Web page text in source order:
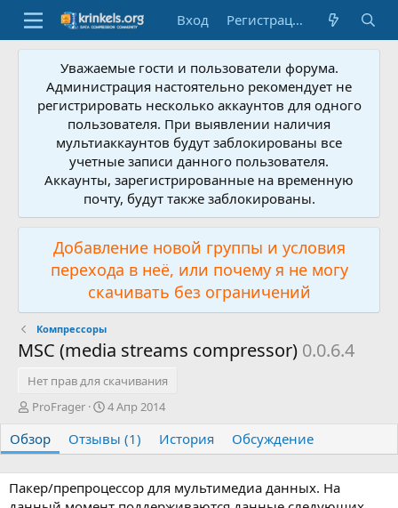
Вход Регистрация
Уважаемые гости и пользователи форума.
Администрация настоятельно рекомендует не
регистрировать несколько аккаунтов для одного
пользователя. При выявлении наличия
мультиаккаунтов будут заблокированы все
учетные записи данного пользователя.
Аккаунты, зарегистрированные на временную
почту, будут также заблокированы.
Добавление новой группы и условия
перехода в неё, или почему я не могу
скачивать без ограничений
Компрессоры
MSC (media streams compressor) 0.0.6.4
Нет прав для скачивания
А
т
о
р
ProFrager
Д
т
а
с
о
з
4 Апр 2014
Обзор Отзывы (1) История Обсуждение
Пакер/препроцессор для мультимедиа данных. На